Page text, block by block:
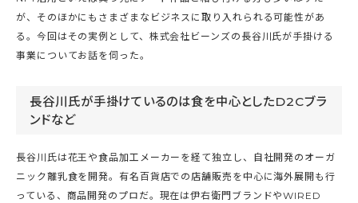
が、そのほかにもさまざまなビジネスに取り入れられる可能性があ
る。今回はその実例として、株式会社ビーンズの長谷川氏が手掛ける
事業についてお話を伺った。
長谷川氏が手掛けているのは食を中心としたD2Cブラ
ンドなど
長谷川氏は花王や食品加工メーカーを経て独立し、自社開発のオーガ
ニック離乳食を開発。有名百貨店での店舗販売を中心に海外展開も行
っている、商品開発のプロだ。現在は伊右衛門ブランドやWIRED